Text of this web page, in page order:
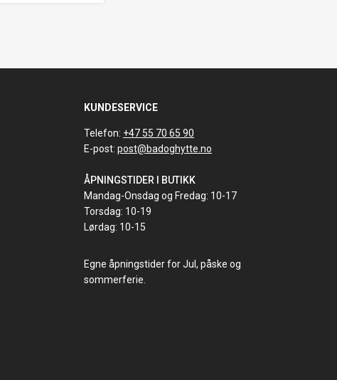
KUNDESERVICE
Telefon: +47 55 70 65 90
E-post: post@badoghytte.no
ÅPNINGSTIDER I BUTIKK
Mandag-Onsdag og Fredag: 10-17
Torsdag: 10-19
Lørdag: 10-15
Egne åpningstider for Jul, påske og
sommerferie.